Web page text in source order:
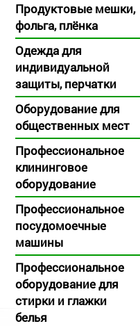
Продуктовые мешки,
фольга, плёнка
Одежда для
индивидуальной
защиты, перчатки
Oборудование для
общественных мест
Профессиональное
клининговое
оборудование
Профессиональное
посудомоечные
машины
Профессиональное
оборудование для
стирки и глажки
белья